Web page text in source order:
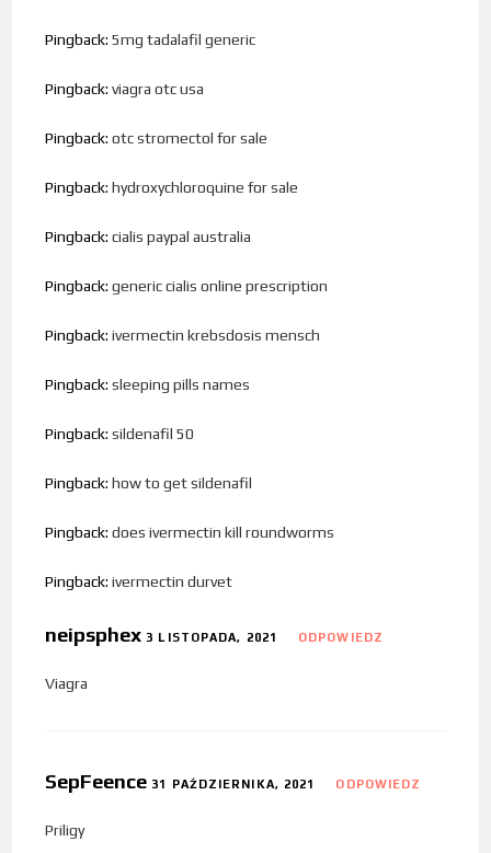
Pingback:5mg tadalafil generic
Pingback:viagra otc usa
Pingback:otc stromectol for sale
Pingback:hydroxychloroquine for sale
Pingback:cialis paypal australia
Pingback:generic cialis online prescription
Pingback:ivermectin krebsdosis mensch
Pingback:sleeping pills names
Pingback:sildenafil 50
Pingback:how to get sildenafil
Pingback:does ivermectin kill roundworms
Pingback:ivermectin durvet
neipsphex 3 LISTOPADA, 2021 ODPOWIEDZ
Viagra
SepFeence 31 PAŹDZIERNIKA, 2021 ODPOWIEDZ
Priligy